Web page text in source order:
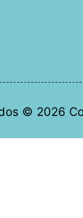
© 2026